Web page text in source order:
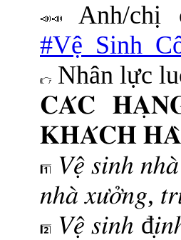
Anh/
Nhân lực
𝐂𝐀́𝐂
𝐊𝐇𝐀́𝐂𝐇
𝑉𝑒̣̂ 𝑠𝑖𝑛ℎ
𝑛ℎ𝑎̀ 𝑥𝑢̛𝑜̛̉𝑛𝑔,
𝑉𝑒̣̂ 𝑠𝑖𝑛ℎ